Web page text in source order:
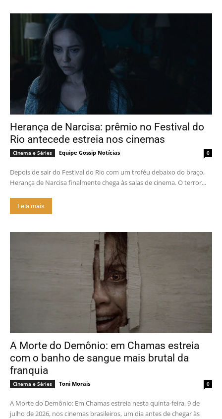
Herança de Narcisa: prêmio no Festival do
Rio antecede estreia nos cinemas
Cinema e Séries Equipe Gossip Notícias 0
Depois de sair do Festival do Rio com um troféu debaixo do braço,
Herança de Narcisa finalmente chega às salas de cinema. O terror...
Leia mais
A Morte do Demônio: em Chamas estreia
com o banho de sangue mais brutal da
franquia
Cinema e Séries Toni Morais 0
A Morte do Demônio: Em Chamas estreia nesta quinta-feira, 9 de
julho de 2026, nos cinemas brasileiros, um dia antes de chegar às